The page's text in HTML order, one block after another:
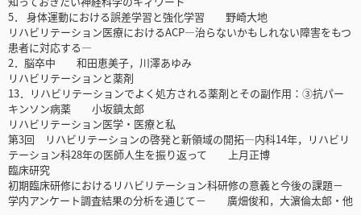
5． 身体運動における誤差学習と強化学習 野崎大地
リハビリテーション医療におけるACP―治らないかもしれない障害をもつ
患者に対応する―
2．脳卒中 和田恵美子，川澤あゆみ
リハビリテーションと薬剤
13．リハビリテーションでよく処方される薬剤とその副作用：③抗パー
キンソン病薬 小坂鎮太郎
リハビリテーション医学・医療と私
第3回 リハビリテーションの啓発と新領域の開拓―内科14年，リハビリ
テーション科28年の医師人生を振り返って 上月正博
臨床研究
初期臨床研修におけるリハビリテーション科研修の意義と今後の課題－
学内アンケート調査結果の分析を通じて－ 廣畑俊和，大濵倫太郎・他